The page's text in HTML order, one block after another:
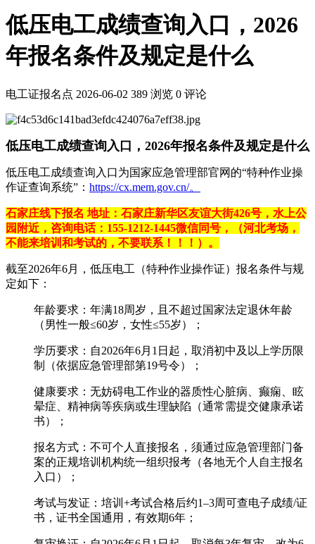
低压电工成绩查询入口，2026
年报名条件及规定是什么
电工证报名点 2026-06-02 389 浏览 0 评论
低压电工成绩查询入口，2026年报名条件及规定是什么
低压电工成绩查询入口为国家应急管理部官网的“特种作业操
作证查询系统”： https://cx.mem.gov.cn/。‌‌
石家庄线下报名 地址：石家庄新华区友谊大街426号，水上公
园附近，咨询电话：155-1212-1445微信同号，（河北考场，
不能来培训和考试的，不要联系！！！）。
截至2026年6月，‌低压电工（特种作业操作证）报名条件与规
定如下‌：‌‌
‌年龄要求‌：年满18周岁，且不超过国家法定退休年龄
（男性一般≤60岁，女性≤55岁）；
‌学历要求‌：‌自2026年6月1日起，取消初中及以上学历限
制‌（依据应急管理部第19号令）；
‌健康要求‌：无妨碍电工作业的器质性心脏病、癫痫、眩
晕症、精神病等疾病或生理缺陷（通常需提交健康承诺
书）；
‌报名方式‌：‌不可个人直接报名‌，须通过应急管理部门备
案的正规培训机构统一组织报考（各地无个人自主报名
入口）；
‌考试与发证‌：培训+考试合格后约1–3周可查电子成绩/证
书，证书全国通用，有效期‌6年‌；